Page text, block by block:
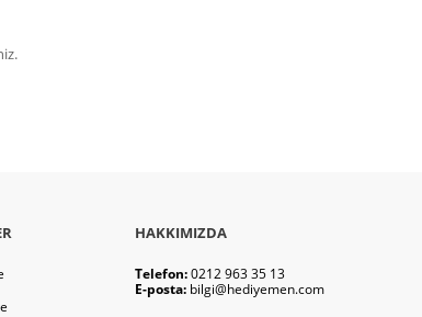
HAKKIMIZDA
Telefon:0212 963 35 13
E-posta: bilgi@hediyemen.com